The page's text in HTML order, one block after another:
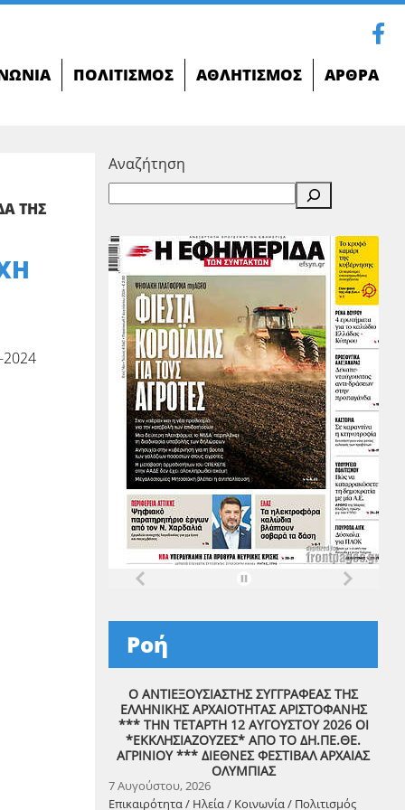
ΠΟΛΙΤΙΣΜΌΣ ΑΘΛΗΤΙΣΜΌΣ ΆΡΘΡΑ
ΤΗΣ
2024
Αναζήτηση
Ροή
Ο ΑΝΤΙΕΞΟΥΣΙΑΣΤΗΣ ΣΥΓΓΡΑΦΕΑΣ ΤΗΣ
ΕΛΛΗΝΙΚΗΣ ΑΡΧΑΙΟΤΗΤΑΣ ΑΡΙΣΤΟΦΑΝΗΣ
*** ΤΗΝ ΤΕΤΑΡΤΗ 12 ΑΥΓΟΥΣΤΟΥ 2026 ΟΙ
*ΕΚΚΛΗΣΙΑΖΟΥΖΕΣ* ΑΠΟ ΤΟ ΔΗ.ΠΕ.ΘΕ.
ΑΓΡΙΝΙΟΥ *** ΔΙΕΘΝΕΣ ΦΕΣΤΙΒΑΛ ΑΡΧΑΙΑΣ
ΟΛΥΜΠΙΑΣ
7 Αυγούστου, 2026
Επικαιρότητα / Ηλεία / Κοινωνία / Πολιτισμός